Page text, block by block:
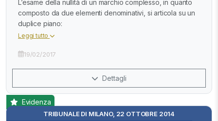
L’esame della nullità di un marchio complesso, in quanto
composto da due elementi denominativi, si articola su un
duplice piano:
Leggi tutto
19/02/2017
Dettagli
TRIBUNALE DI MILANO, 22 OTTOBRE 2014
Evidenza